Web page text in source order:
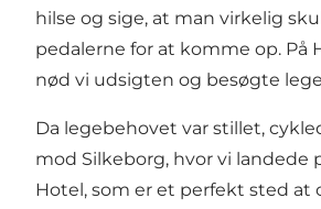
hilse og sige, at man virkelig
pedalerne for at komme op. På
nød vi udsigten og besøgte
Da legebehovet var stillet,
mod Silkeborg, hvor vi landede
Hotel, som er et perfekt sted at